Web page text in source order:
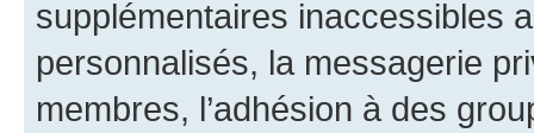
supplémentaires inaccessibles
personnalisés, la messagerie
membres, l’adhésion à des